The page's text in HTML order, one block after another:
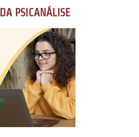
PSICANÁLISE